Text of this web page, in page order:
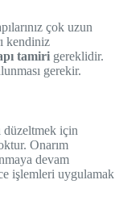
çok uzun
kendiniz
tamiri gereklidir.
gerekir.
düzeltmek için
Onarım
devam
işlemleri uygulamak